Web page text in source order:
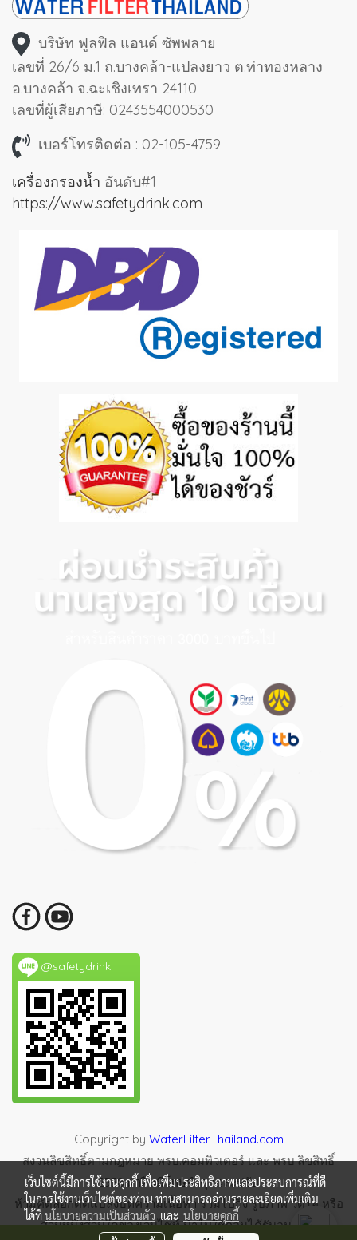
บริษัท ฟูลฟิล แอนด์ ซัพพลาย
เลขที่ 26/6 ม.1 ถ.บางคล้า-แปลงยาว ต.ท่าทองหลาง
อ.บางคล้า จ.ฉะเชิงเทรา 24110
เลขที่ผู้เสียภาษี: 0243554000530
เบอร์โทรติดต่อ : 02-105-4759
เครื่องกรองน้ำ อันดับ#1
https://www.safetydrink.com
@safetydrink
Copyright by WaterFilterThailand.com
สงวนลิขสิทธิ์ตามกฎหมาย พรบ.คอมพิวเตอร์ และ พรบ.ลิขสิทธิ์
2558 ฝ่าฝืนมีโทษจำคุกและปรับ
ห้ามคัดลอกดัดแปลงบทความเนื้อหา รวมไปถึง รูปภาพ วิดีโอ หรือ
ส่วนหนึ่งส่วนใดของเวบไซท์ นำไปใช้ก่อนได้รับอนุญาต
เว็บไซต์นี้มีการใช้งานคุกกี้ เพื่อเพิ่มประสิทธิภาพและประสบการณ์ที่ดี
ในการใช้งานเว็บไซต์ของท่าน ท่านสามารถอ่านรายละเอียดเพิ่มเติม
ได้ที่นโยบายความเป็นส่วนตัว และ นโยบายคุกกี้